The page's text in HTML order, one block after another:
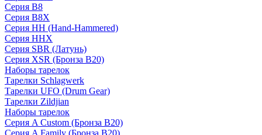
Серия B8
Серия B8X
Серия HH (Hand-Hammered)
Серия HHX
Серия SBR (Латунь)
Серия XSR (Бронза B20)
Наборы тарелок
Тарелки Schlagwerk
Тарелки UFO (Drum Gear)
Тарелки Zildjian
Наборы тарелок
Серия A Custom (Бронза B20)
Серия A Family (Бронза B20)